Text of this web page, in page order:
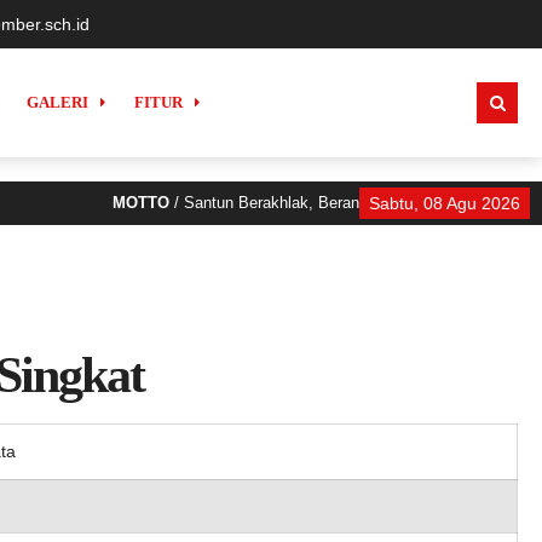
GALERI FITUR
Sabtu, 08 Agu 2026
MOTTO/ Santun Berakhlak, Berani Bermimpi, Berani